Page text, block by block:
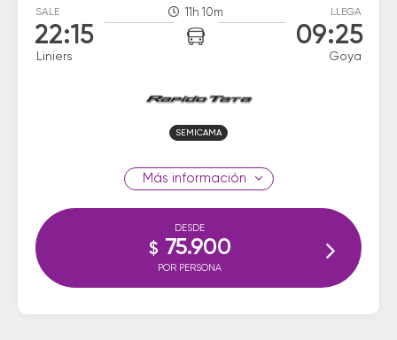
SALE
22:15
Liniers
11h 10m LLEGA
09:25
Goya
SEMICAMA
información
DESDE
$ 75.900
POR PERSONA